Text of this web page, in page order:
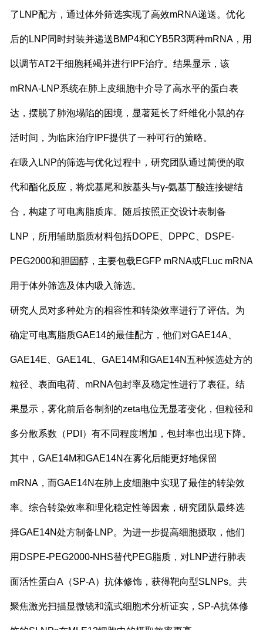
了LNP配方，通过体外筛选实现了高效mRNA递送。优化
后的LNP同时封装并递送BMP4和CYB5R3两种mRNA，用
以调节AT2干细胞耗竭并进行IPF治疗。结果显示，该
mRNA-LNP系统在肺上皮细胞中介导了高水平的蛋白表
达，摆脱了肺泡塌陷的困境，显著延长了纤维化小鼠的存
活时间，为临床治疗IPF提供了一种可行的策略。
在吸入LNP的筛选与优化过程中，研究团队通过简便的取
代和酯化反应，将烷基尾和胺基头与γ-氨基丁酸连接键结
合，构建了可电离脂质库。随后按照正交设计表制备
LNP，所用辅助脂质材料包括DOPE、DPPC、DSPE-
PEG2000和胆固醇，主要包载EGFP mRNA或FLuc mRNA
用于体外筛选及体内吸入筛选。
研究人员对多种处方的相容性和转染效率进行了评估。为
确定可电离脂质GAE14的最佳配方，他们对GAE14A、
GAE14E、GAE14L、GAE14M和GAE14N五种候选处方的
粒径、表面电荷、mRNA包封率及稳定性进行了表征。结
果显示，雾化前后各制剂的zeta电位无显著变化，但粒径和
多分散系数（PDI）有不同程度增加，包封率也出现下降。
其中，GAE14M和GAE14N在雾化后能更好地保留
mRNA，而GAE14N在肺上皮细胞中实现了最佳的转染效
率。综合转染效率和理化稳定性等因素，研究团队最终选
择GAE14N处方制备LNP。为进一步提高细胞摄取，他们
用DSPE-PEG2000-NHS替代PEG脂质，对LNP进行肺表
面活性蛋白A（SP-A）抗体修饰，获得靶向型SLNPs。共
聚焦激光扫描显微镜和流式细胞术分析证实，SP-A抗体修